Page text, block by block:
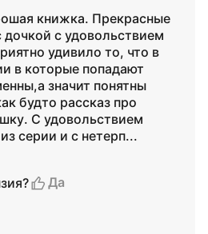
книжка. Прекрасные
с удовольствием
удивило то, что в
в которые попадают
значит понятны
будто рассказ про
С удовольствием
серии и с нетерп...
Да